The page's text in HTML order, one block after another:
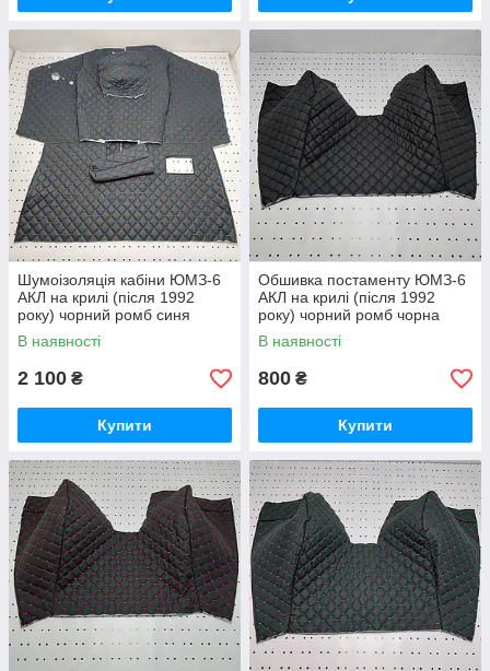
Шумоізоляція кабіни ЮМЗ-6
АКЛ на крилі (після 1992
року) чорний ромб синя
нитка
В наявності
2 100 ₴
Купити
Обшивка постаменту ЮМЗ-6
АКЛ на крилі (після 1992
року) чорний ромб чорна
нитка
В наявності
800 ₴
Купити